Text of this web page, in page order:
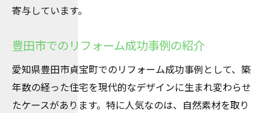
寄与しています。
豊田市でのリフォーム成功事例の紹介
愛知県豊田市貞宝町でのリフォーム成功事例として、築
年数の経った住宅を現代的なデザインに生まれ変わらせ
たケースがあります。特に人気なのは、自然素材を取り